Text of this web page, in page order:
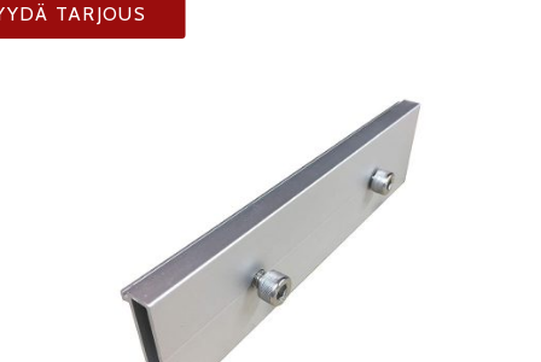
TARJOUS